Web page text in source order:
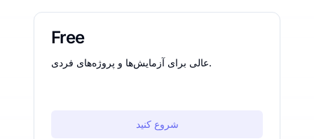
Free
عالی برای آزمایش‌ها و پروژه‌های فردی.
شروع کنید